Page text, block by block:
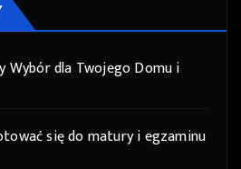
Wybór dla Twojego Domu i
się do matury i egzaminu